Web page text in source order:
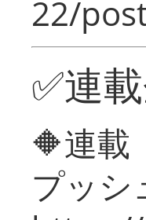
22/
✅連
🔶連
プッシ